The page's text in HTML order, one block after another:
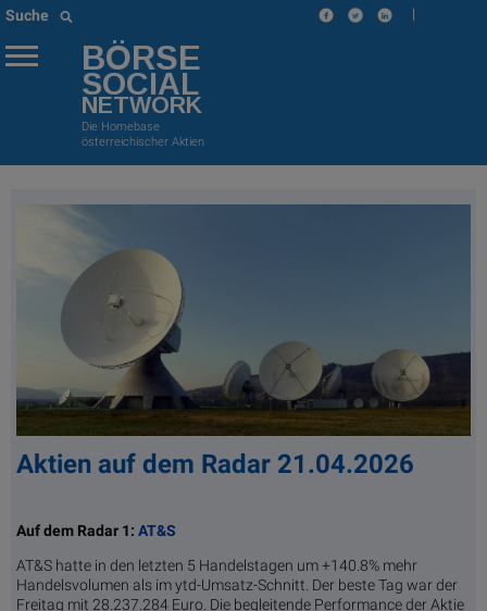
Suche |
BÖRSE
SOCIAL
NETWORK
Die Homebase
österreichischer Aktien
Aktien auf dem Radar 21.04.2026
Auf dem Radar 1: AT&S
AT&S hatte in den letzten 5 Handelstagen um +140.8% mehr
Handelsvolumen als im ytd-Umsatz-Schnitt. Der beste Tag war der
Freitag mit 28.237.284 Euro. Die begleitende Performance der Aktie